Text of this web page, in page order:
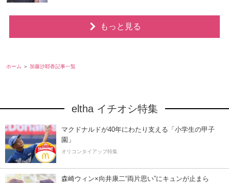
もっと見る
ホーム 加藤沙耶香記事一覧
eltha イチオシ特集
マクドナルドが40年にわたり支える「小学生の甲子
園」
オリコンタイアップ特集
森崎ウィン×向井康二“両片思い”にキュンが止まら